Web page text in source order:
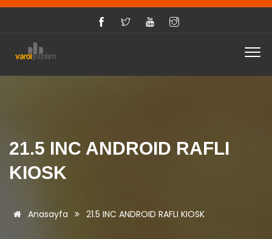
21.5 INC ANDROID RAFLI
KIOSK
Anasayfa 21.5 INC ANDROID RAFLI KIOSK